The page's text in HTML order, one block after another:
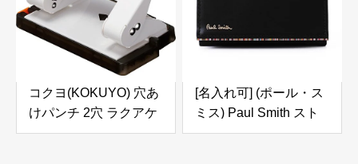
コクヨ(KOKUYO) 穴あ
けパンチ 2穴 ラクアケ
ハンディ 17枚 白 PN-
[名入れ可] (ポール・ス
ミス) Paul Smith スト
ライプポイント2 レザ